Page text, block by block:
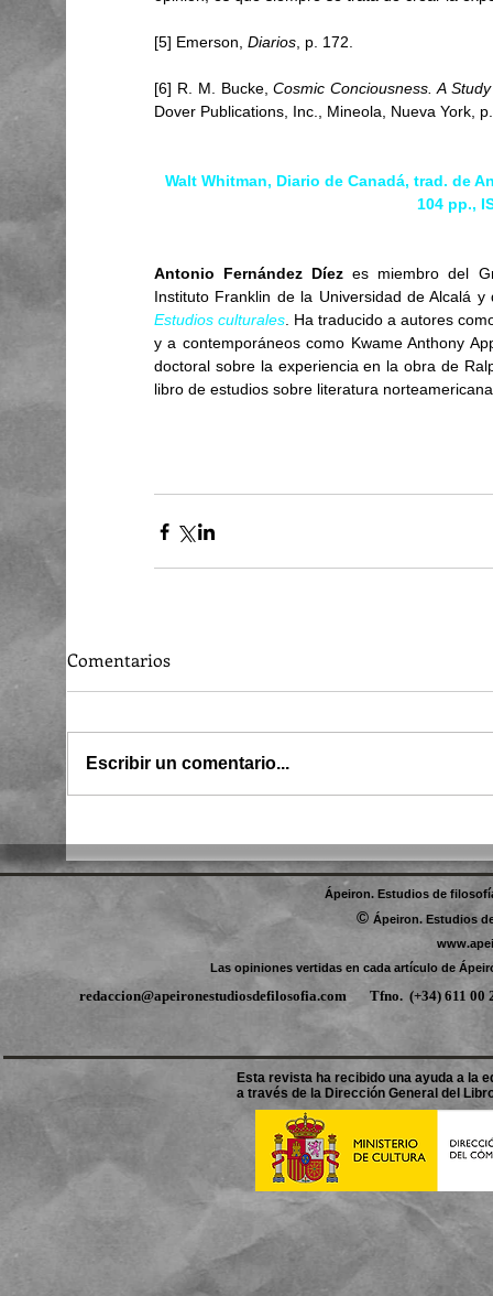
[5] Emerson, Diarios, p. 172.
[6] R. M. Bucke, Cosmic Conciousness. A
Dover Publications, Inc., Mineola, Nueva York,
Walt Whitman, Diario de Canadá, trad. de
104 pp.,
Antonio Fernández Díez es miembro del
Instituto Franklin de la Universidad de Alcalá
Estudios culturales. Ha traducido a autores
y a contemporáneos como Kwame Anthony
doctoral sobre la experiencia en la obra de
libro de estudios sobre literatura
Comentarios
Escribir un comentario...
Ápeiron. Estudios de
©Ápeiron. Estudios
Las opiniones vertidas en cada artículo de
redaccion@apeironestudiosdefilosofia.com Tfno.(+34) 611
Esta revista ha recibido una ayuda a la
a través de la Dirección General del